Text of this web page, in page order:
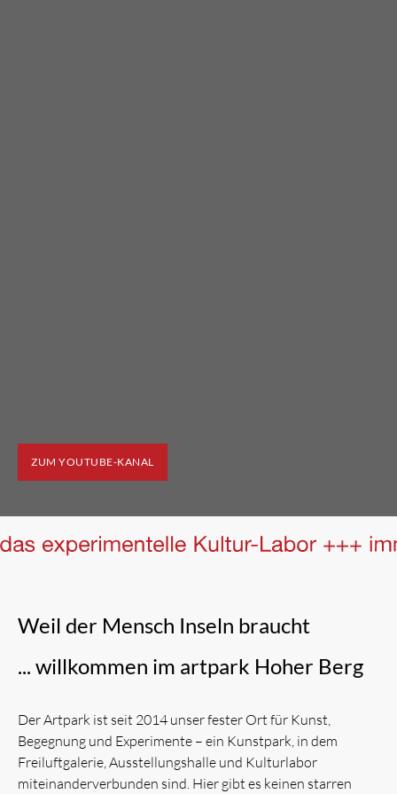
ZUM YOUTUBE-KANAL
Weil der Mensch Inseln braucht
... willkommen im artpark Hoher Berg
Der Artpark ist seit 2014 unser fester Ort für Kunst,
Begegnung und Experimente – ein Kunstpark, in dem
Freiluftgalerie, Ausstellungshalle und Kulturlabor
miteinanderverbunden sind. Hier gibt es keinen starren